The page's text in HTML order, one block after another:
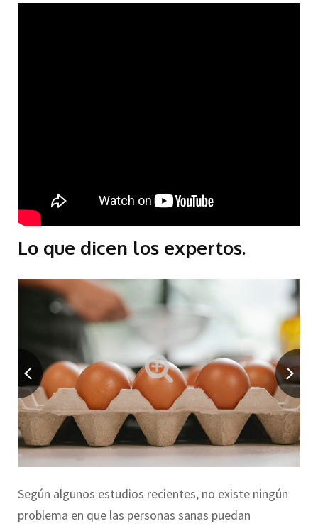
Lo que dicen los expertos.
Según algunos estudios recientes, no existe ningún
problema en que las personas sanas puedan